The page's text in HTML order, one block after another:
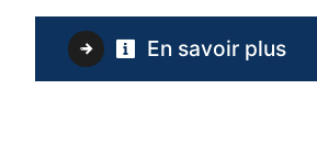
En savoir plus